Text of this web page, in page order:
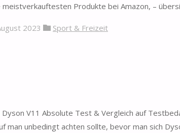
Produkte bei Amazon, –
2023
Sport & Freizeit
V11 Absolute Test & Vergleich auf
man unbedingt achten sollte, bevor man sich